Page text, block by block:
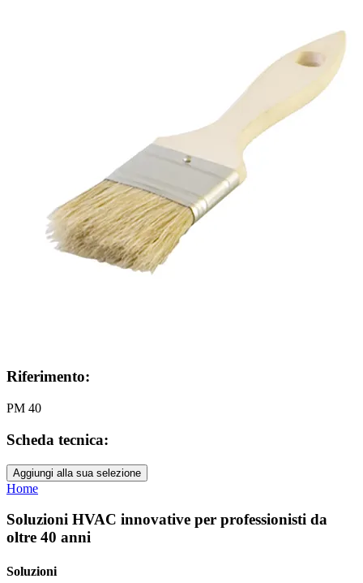
Riferimento:
PM 40
Scheda tecnica:
Aggiungi alla sua selezione
Home
Soluzioni HVAC innovative per professionisti da
oltre 40 anni
Soluzioni